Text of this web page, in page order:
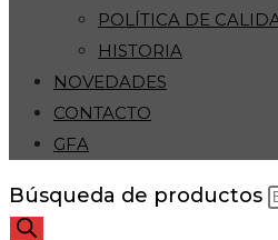
POLÍTICA DE
HISTORIA
NOVEDADES
CONTACTO
GFA
Búsqueda de productos